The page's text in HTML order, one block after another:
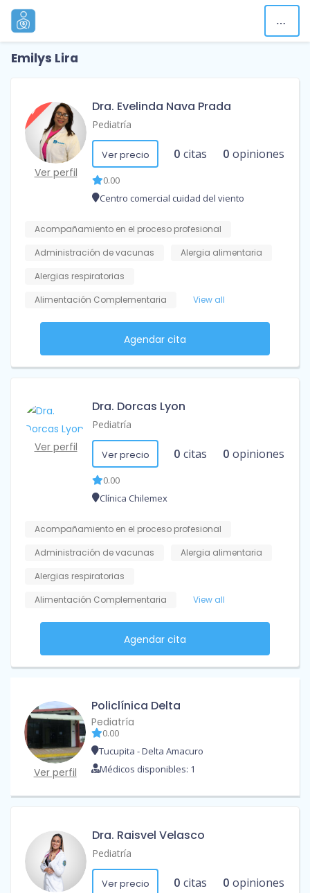
Emilys Lira
Ver perfil
Dra. Evelinda Nava Prada
Pediatría
Ver precio 0 citas 0 opiniones
0.00
Centro comercial cuidad del viento
Acompañamiento en el proceso profesional
Administración de vacunas
Alergia alimentaria
Alergias respiratorias
Alimentación Complementaria
View all
Agendar cita
Ver perfil
Dra. Dorcas Lyon
Pediatría
Ver precio 0 citas 0 opiniones
0.00
Clínica Chilemex
Acompañamiento en el proceso profesional
Administración de vacunas
Alergia alimentaria
Alergias respiratorias
Alimentación Complementaria
View all
Agendar cita
Ver perfil
Policlínica Delta
Pediatría
0.00
Tucupita - Delta Amacuro
Médicos disponibles: 1
Dra. Raisvel Velasco
Pediatría
Ver precio 0 citas 0 opiniones